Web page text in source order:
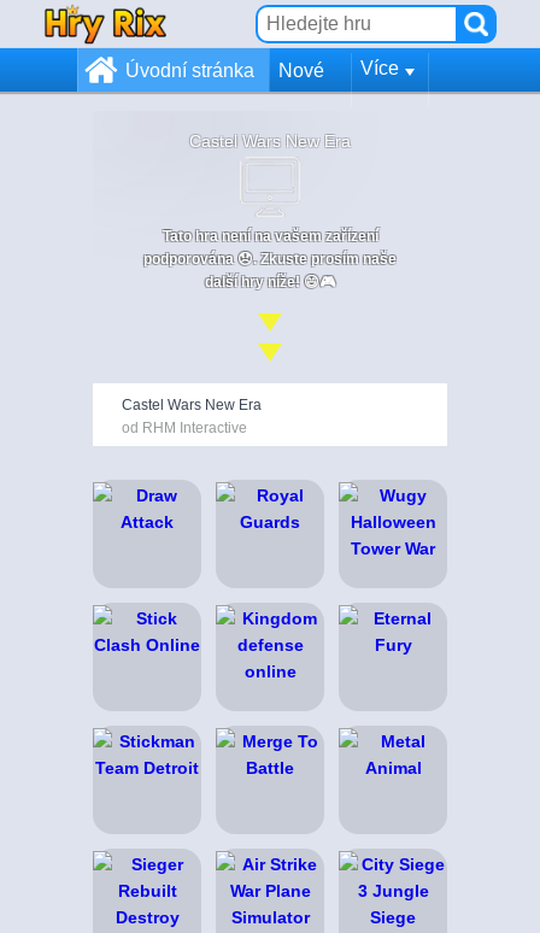
Úvodní stránka Nové Více
Castel Wars New Era
Tato hra není na vašem zařízení
podporována 😞. Zkuste prosím naše
další hry níže! 😄🎮
Castel Wars New Era
od RHM Interactive